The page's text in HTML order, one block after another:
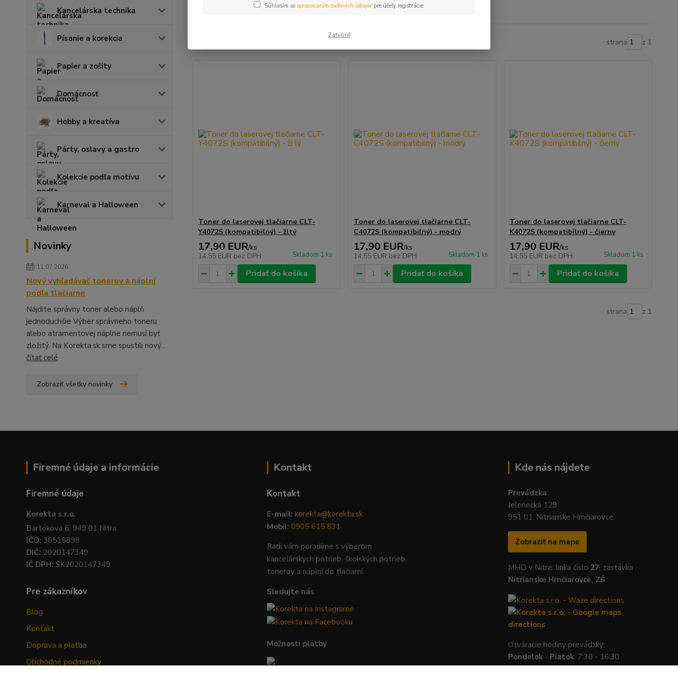
Kancelárska technika
Písanie a korekcia
Papier a zošity
Domácnosť
Hobby a kreatíva
Párty, oslavy a gastro
Kolekcie podľa motívu
Karneval a Halloween
Novinky
11.07.2026
Nový vyhľadávač tonerov a náplní
podľa tlačiarne
Nájdite správny toner alebo náplň
jednoduchšie Výber správneho toneru
alebo atramentovej náplne nemusí byť
zložitý. Na Korekta.sk sme spustili nový...
čítať celé
Zobraziť všetky novinky
strana z 1
Toner do laserovej tlačiarne CLT-
Y4072S (kompatibilný) - žltý
17,90 EUR/ks
14,55 EUR bez DPH Skladom 1 ks
Pridať do košíka
Toner do laserovej tlačiarne CLT-
C4072S (kompatibilný) - modrý
17,90 EUR/ks
14,55 EUR bez DPH Skladom 1 ks
Pridať do košíka
Toner do laserovej tlačiarne CLT-
K4072S (kompatibilný) - čierny
17,90 EUR/ks
14,55 EUR bez DPH Skladom 1 ks
Pridať do košíka
strana z 1
Firemné údaje a informácie
Firemné údaje
Korekta s.r.o.
Bartókova 6, 949 01 Nitra
IČO: 36519898
DIČ: 2020147349
IČ DPH: SK2020147349
Pre zákazníkov
Blog
Kontakt
Doprava a platba
Obchodné podmienky
Kontakt
Kontakt
E-mail: korekta@korekta.sk
Mobil: 0905 615 831
Radi vám poradíme s výberom
kancelárskych potrieb, školských potrieb,
tonerov a náplní do tlačiarní.
Sledujte nás
Možnosti platby
Kde nás nájdete
Prevádzka:
Jelenecká 129
951 01, Nitrianske Hrnčiarovce
Zobraziť na mape
MHD v Nitre: linka číslo 27, zastávka
Nitrianske Hrnčiarovce, ZŠ
Otváracie hodiny prevádzky:
Pondelok - Piatok: 7:30 - 16:30
Súhlasím so spracovaním osobných údajovpre účely registrácie.
Zatvoriť